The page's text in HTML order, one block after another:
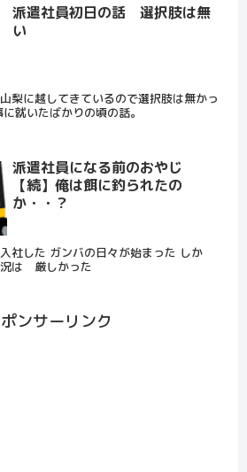
派遣社員初日の話 選択肢は無
い
梨に越してきているので選択肢は無かっ
就いたばかりの頃の話。
派遣社員になる前のおやじ
【続】俺は餌に釣られたの
か・・？
社した ガンバの日々が始まった しか
は 厳しかった
ンサーリンク